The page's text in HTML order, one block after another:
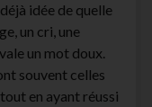
idée de quelle
un cri, une
un mot doux.
souvent celles
tout en ayant réussi